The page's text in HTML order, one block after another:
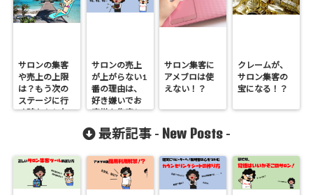
サロンの集客
や売上の上限
は？もう次の
ステージに行
く時かもしれ
サロンの売上
が上がらない1
番の理由は、
好き嫌いでお
客様を集客し
ないから！？
サロン集客に
アメブロは使
えない！？
クレームが、
サロン集客の
宝になる！？
最新記事 - New Posts -